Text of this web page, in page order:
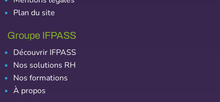
Plan du site
Groupe IFPASS
Découvrir IFPASS
Nos solutions RH
Nos formations
À propos